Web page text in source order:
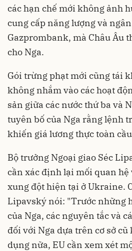
các hạn chế mới không ảnh
cung cấp năng lượng và
Gazprombank, mà Châu Âu
cho Nga.
Gói trừng phạt mới cũng tái
không nhắm vào các hoạt
sản giữa các nước thứ ba và
tuyên bố của Nga rằng lệnh
khiến giá lương thực toàn
Bộ trưởng Ngoại giao Séc
cần xác định lại mối quan hệ
xung đột hiện tại ở Ukraine.
Lipavský nói: "Trước những
của Nga, các nguyên tắc và
đối với Nga dựa trên cơ sở
dụng nữa, EU cần xem xét